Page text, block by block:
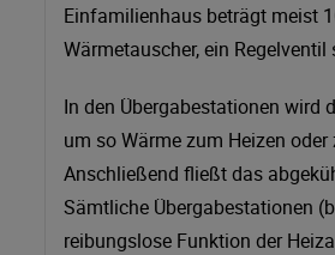
Einfamilienhaus beträgt meist
Wärmetauscher, ein
In den Übergabestationen wird
um so Wärme zum Heizen
Anschließend fließt das
Sämtliche Übergabestationen
reibungslose Funktion der